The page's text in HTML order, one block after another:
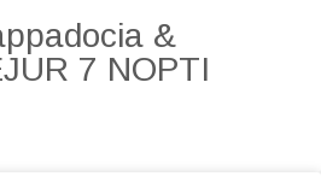
&
7 NOPTI